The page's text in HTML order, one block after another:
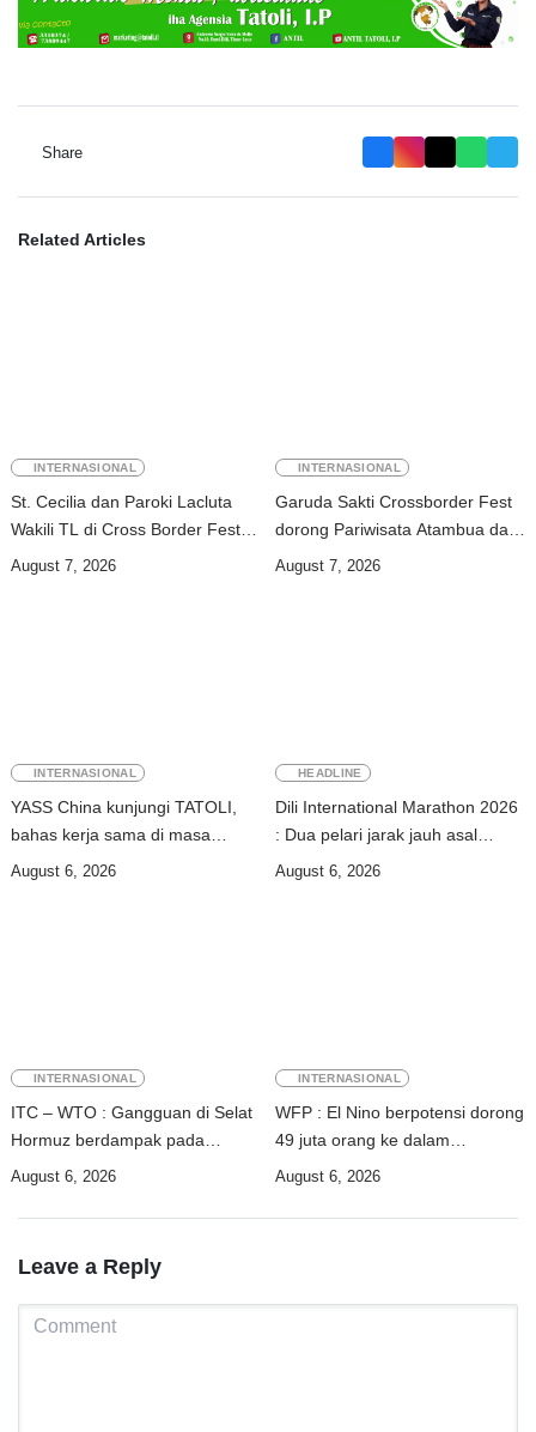
Share
Related Articles
INTERNASIONAL
St. Cecilia dan Paroki Lacluta
Wakili TL di Cross Border Fest
August 7, 2026
INTERNASIONAL
Garuda Sakti Crossborder Fest
dorong Pariwisata Atambua dan
August 7, 2026
INTERNASIONAL
YASS China kunjungi TATOLI,
bahas kerja sama di masa
depan
August 6, 2026
HEADLINE
Dili International Marathon 2026
: Dua pelari jarak jauh asal
China tiba di Dili
August 6, 2026
INTERNASIONAL
ITC – WTO : Gangguan di Selat
Hormuz berdampak pada
perdagangan energi, pupuk, dan
August 6, 2026
INTERNASIONAL
WFP : El Nino berpotensi dorong
49 juta orang ke dalam
kerawanan pangan akut
August 6, 2026
Leave a Reply